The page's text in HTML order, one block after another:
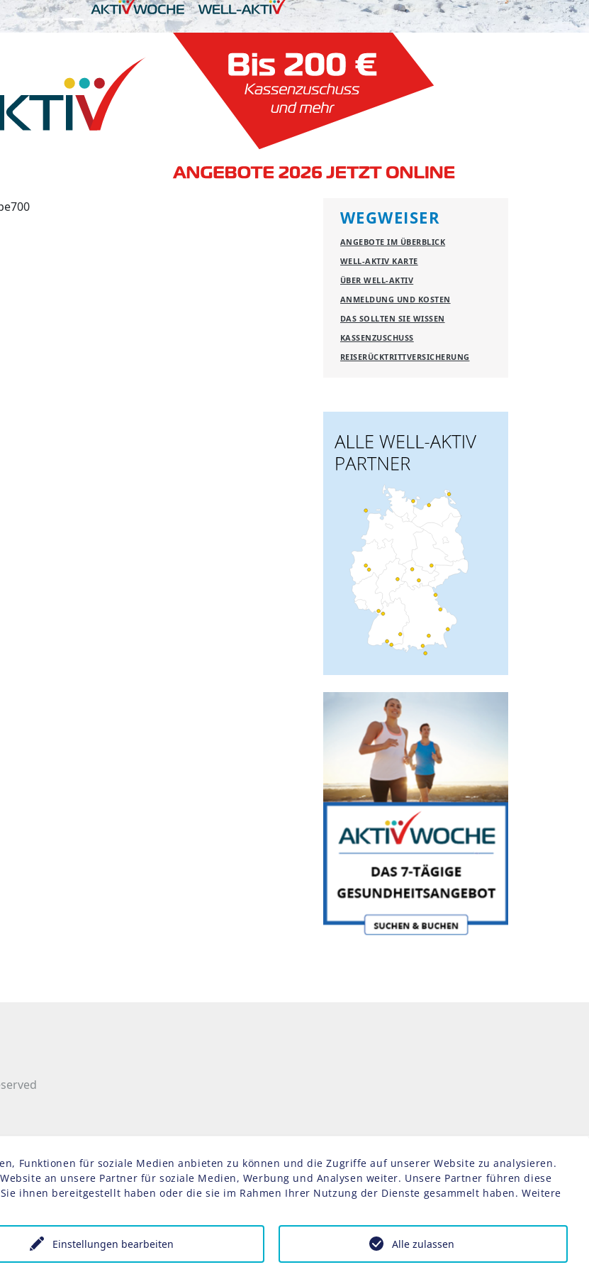
WEGWEISER
ANGEBOTE IM ÜBERBLICK
WELL-AKTIV KARTE
ÜBER WELL-AKTIV
ANMELDUNG UND KOSTEN
DAS SOLLTEN SIE WISSEN
KASSENZUSCHUSS
REISERÜCKTRITTVERSICHERUNG
Funktionen für soziale Medien anbieten zu können und die Zugriffe auf unserer Website zu analysieren.
an unsere Partner für soziale Medien, Werbung und Analysen weiter. Unsere Partner führen diese
ihnen bereitgestellt haben oder die sie im Rahmen Ihrer Nutzung der Dienste gesammelt haben. Weitere
Einstellungen bearbeiten Alle zulassen